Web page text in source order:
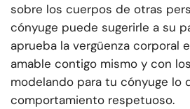
sobre los cuerpos de otras
cónyuge puede sugerirle a su
aprueba la vergüenza corporal
amable contigo mismo y con
modelando para tu cónyuge lo
comportamiento respetuoso.